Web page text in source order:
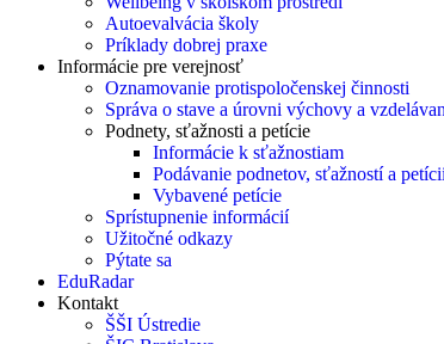
Autoevalvácia školy
Príklady dobrej praxe
Informácie pre verejnosť
Oznamovanie protispoločenskej činnosti
Správa o stave a úrovni výchovy a
Podnety, sťažnosti a petície
Informácie k sťažnostiam
Podávanie podnetov, sťažností a petícii
Vybavené petície
Sprístupnenie informácií
Užitočné odkazy
Pýtate sa
EduRadar
Kontakt
ŠŠI Ústredie